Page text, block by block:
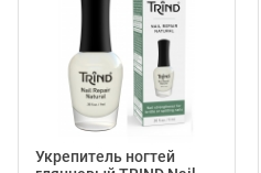
Укрепитель ногтей